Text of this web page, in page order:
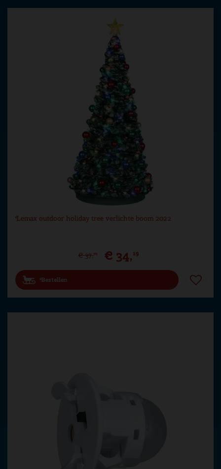
Lemax outdoor holiday tree verlichte boom 2022
€ 37,99 € 34,19
Bestellen